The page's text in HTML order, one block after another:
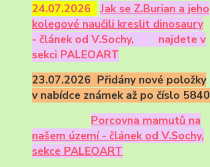
24.07.2026
Jak se Z.Burian a jeho
kolegové naučili kreslit dinosaury
- článek od V.Sochy,
najdete v
sekci PALEOART
23.07.2026 Přidány nové položky
v nabídce známek až po číslo 5840
Porcovna mamutů na
našem území - článek od V.Sochy,
sekce PALEOART